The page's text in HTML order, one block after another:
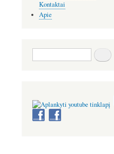
Kontaktai
Apie
Paieška